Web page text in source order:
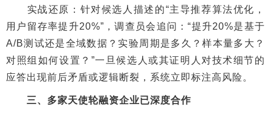
实战还原：针对候选人描述的“主导推荐算法优化，
用户留存率提升20%”，调查员会追问：“提升20%是基于
A/B测试还是全域数据？实验周期是多久？样本量多大？
对照组如何设置？”一旦候选人或其证明人对技术细节的
应答出现前后矛盾或逻辑断裂，系统立即标注高风险。
三、多家天使轮融资企业已深度合作